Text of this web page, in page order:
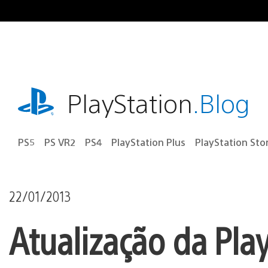
para
playstation.comPlayStation.Blog
PS5 PS VR2 PS4 PlayStation Plus PlayStation
22/01/2013
Atualização da